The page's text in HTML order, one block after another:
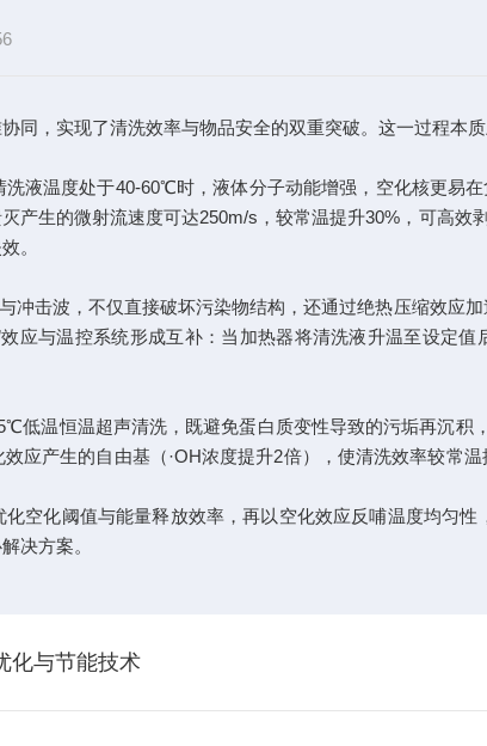
，实现了清洗效率与物品安全的双重突破。这一过程本
温度处于40-60℃时，液体分子动能增强，空化核更易在
产生的微射流速度可达250m/s，较常温提升30%，可高
。
击波，不仅直接破坏污染物结构，还通过绝热压缩效应
应与温控系统形成互补：当加热器将清洗液升温至设定
温恒温超声清洗，既避免蛋白质变性导致的污垢再沉积
应产生的自由基（·OH浓度提升2倍），使清洗效率较常
化阈值与能量释放效率，再以空化效应反哺温度均匀性
决方案。
化与节能技术